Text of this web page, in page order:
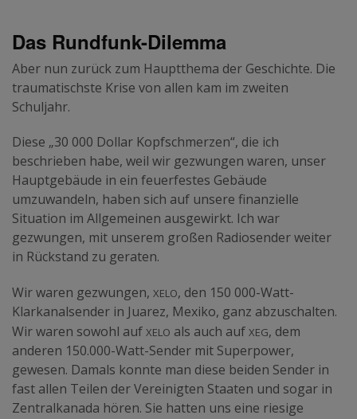
Das Rundfunk-Dilemma
Aber nun zurück zum Hauptthema der Geschichte. Die
traumatischste Krise von allen kam im zweiten
Schuljahr.
Diese „30 000 Dollar Kopfschmerzen“, die ich
beschrieben habe, weil wir gezwungen waren, unser
Hauptgebäude in ein feuerfestes Gebäude
umzuwandeln, haben sich auf unsere finanzielle
Situation im Allgemeinen ausgewirkt. Ich war
gezwungen, mit unserem großen Radiosender weiter
in Rückstand zu geraten.
Wir waren gezwungen, xelo, den 150 000-Watt-
Klarkanalsender in Juarez, Mexiko, ganz abzuschalten.
Wir waren sowohl aufxelo als auch aufxeg, dem
anderen 150.000-Watt-Sender mit Superpower,
gewesen. Damals konnte man diese beiden Sender in
fast allen Teilen der Vereinigten Staaten und sogar in
Zentralkanada hören. Sie hatten uns eine riesige